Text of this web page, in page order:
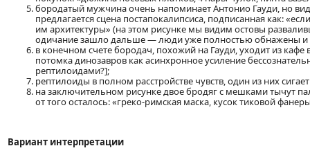
бородатый мужчина очень напоминает Антонио Гауди, но
предлагается сцена постапокалипсиса, подписанная как:
им архитектуры» (на этом рисунке мы видим остовы
одичание зашло дальше — люди уже полностью обнажены и
в конечном счете бородач, похожий на Гауди, уходит из
потомка динозавров как асинхронное усиление
рептилоидами?];
рептилоиды в полном расстройстве чувств, один из них
на заключительном рисунке двое бродяг с мешками тычут
от того осталось: «греко-римская маска, кусок тиковой
Вариант интерпретации